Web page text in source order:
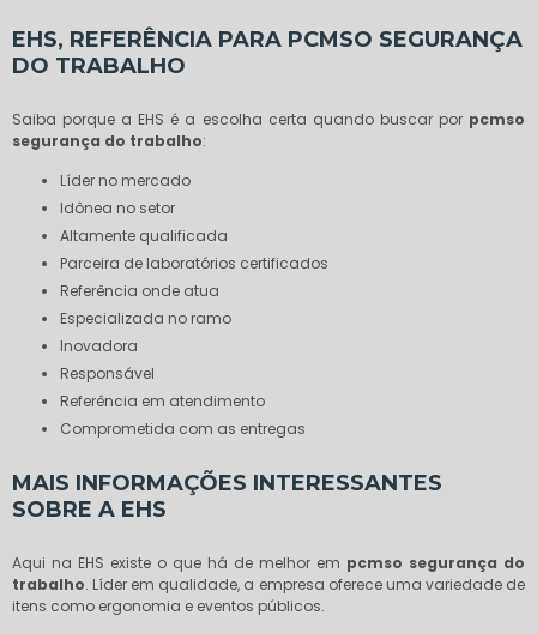
EHS, REFERÊNCIA PARA PCMSO SEGURANÇA
DO TRABALHO
Saiba porque a EHS é a escolha certa quando buscar por pcmso
segurança do trabalho:
líder no mercado
idônea no setor
altamente qualificada
parceira de laboratórios certificados
referência onde atua
especializada no ramo
inovadora
responsável
referência em atendimento
comprometida com as entregas
MAIS INFORMAÇÕES INTERESSANTES
SOBRE A EHS
Aqui na EHS existe o que há de melhor em pcmso segurança do
trabalho. Líder em qualidade, a empresa oferece uma variedade de
itens como ergonomia e eventos públicos.